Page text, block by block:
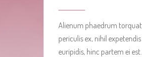
Alienum phaedrum
periculis ex, nihil
euripidis, hinc partem ei